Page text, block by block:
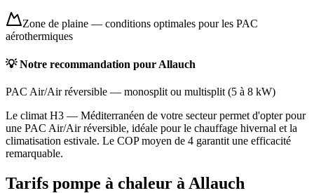
Zone de plaine — conditions optimales pour les PAC
aérothermiques
💡 Notre recommandation pour Allauch
PAC Air/Air réversible — monosplit ou multisplit (5 à 8 kW)
Le climat H3 — Méditerranéen de votre secteur permet d'opter pour
une PAC Air/Air réversible, idéale pour le chauffage hivernal et la
climatisation estivale. Le COP moyen de 4 garantit une efficacité
remarquable.
Tarifs pompe à chaleur à Allauch